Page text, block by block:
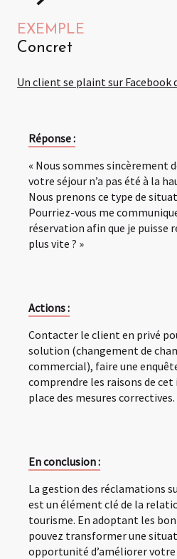
EXEMPLE
Concret
Un client se plaint sur Facebook
Réponse :
« Nous sommes sincèrement
votre séjour n’a pas été à la
Nous prenons ce type de
Pourriez-vous me
réservation afin que je puisse
plus vite ? »
Actions :
Contacter le client en privé
solution (changement de
commercial), faire une
comprendre les raisons de
place des mesures correctives.
En conclusion :
La gestion des réclamations
est un élément clé de la
tourisme. En adoptant les
pouvez transformer une
opportunité d’améliorer votre